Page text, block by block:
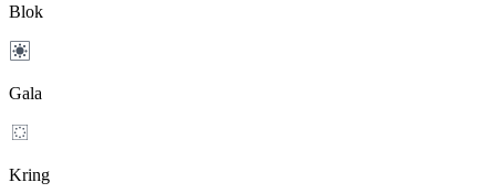
Blok
Gala
Kring